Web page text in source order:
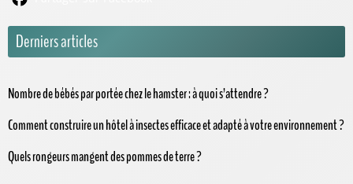
Derniers articles
Nombre de bébés par portée chez le hamster : à quoi s’attendre ?
Comment construire un hôtel à insectes efficace et adapté à votre environnement ?
Quels rongeurs mangent des pommes de terre ?